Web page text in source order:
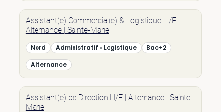
Assistant(e) Commercial(e) & Logistique H/F |
Alternance | Sainte-Marie
Nord Administratif • Logistique
Bac+2
Alternance
Assistant(e) de Direction H/F | Alternance | Sainte-
Marie